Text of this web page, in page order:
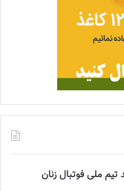
ملى فوتبال زنان